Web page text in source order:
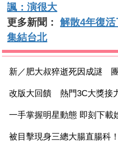
諷：演很大
更多新聞：解散4年復活
集結台北
新／肥大叔猝逝死因成謎
改版大回饋 熱門3C大獎接
一手掌握明星動態 即刻下載
被目擊現身三總大腸直腸科